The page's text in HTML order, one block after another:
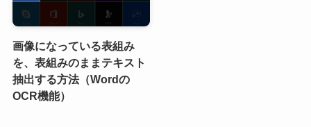
画像になっている表組み
を、表組みのままテキスト
抽出する方法（Wordの
OCR機能）